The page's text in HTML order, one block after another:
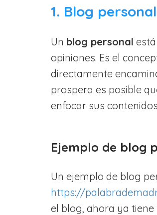
1. Blog personal
Un blog personal
opiniones. Es el
directamente
prospera es posible
enfocar sus
Ejemplo de blog
Un ejemplo de blog
https://
el blog, ahora ya